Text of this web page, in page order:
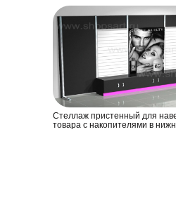
Стеллаж пристенный для
товара с накопителями в